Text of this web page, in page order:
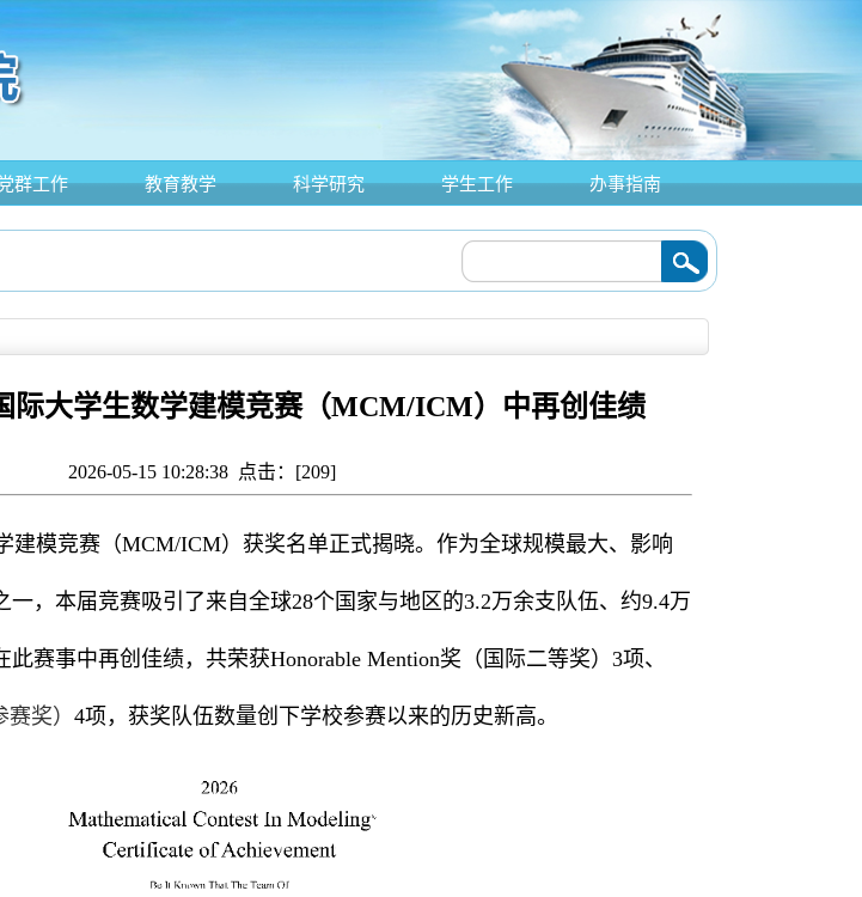
群工作 教育教学 科学研究 学生工作 办事指南
际大学生数学建模竞赛（MCM/ICM）中再创佳绩
2026-05-15 10:28:38 点击：[209]
建模竞赛（MCM/ICM）获奖名单正式揭晓。作为全球规模最大、影响
，本届竞赛吸引了来自全球28个国家与地区的3.2万余支队伍、约9.4万
赛事中再创佳绩，共荣获Honorable Mention奖（国际二等奖）3项、
奖） 4项，获奖队伍数量创下学校参赛以来的历史新高。